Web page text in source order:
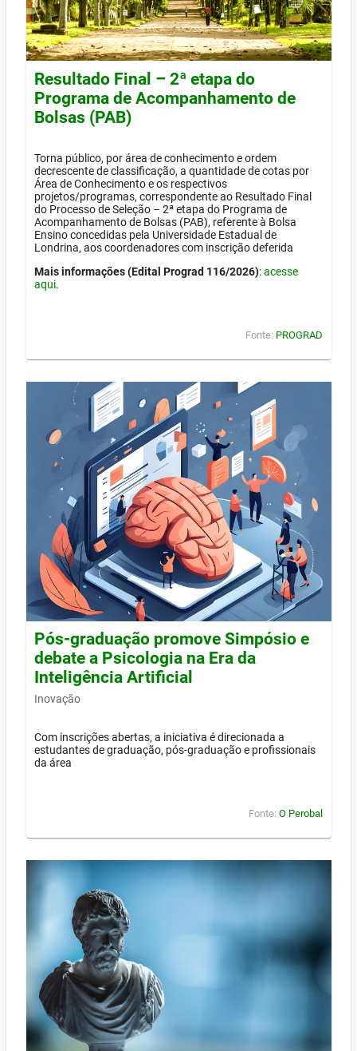
Resultado Final – 2ª etapa do
Programa de Acompanhamento de
Bolsas (PAB)
Torna público, por área de conhecimento e ordem
decrescente de classificação, a quantidade de cotas por
Área de Conhecimento e os respectivos
projetos/programas, correspondente ao Resultado Final
do Processo de Seleção – 2ª etapa do Programa de
Acompanhamento de Bolsas (PAB), referente à Bolsa
Ensino concedidas pela Universidade Estadual de
Londrina, aos coordenadores com inscrição deferida
Mais informações (Edital Prograd 116/2026):acesse
aqui.
Fonte: PROGRAD
Pós-graduação promove Simpósio e
debate a Psicologia na Era da
Inteligência Artificial
Inovação
Com inscrições abertas, a iniciativa é direcionada a
estudantes de graduação, pós-graduação e profissionais
da área
Fonte: O Perobal